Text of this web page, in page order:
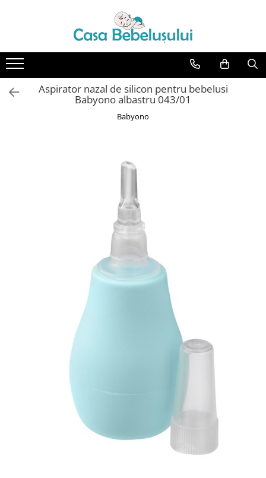
Toate Produsele
Accesorii carucioare copii
Accesorii carucioare
Genti
Aparate de sanatate si ingrijire
Inaltatoare antiderapante
Olite antiderapante muzicale
Olite antiderapante simple
Olite tip scaunel muzicale
Olite tip scaunel simple
Reductoare antiderapante
Aspirator nazal de silicon pentru bebelusi
Babyono albastru 043/01
Babyono